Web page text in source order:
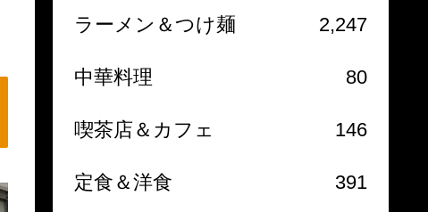
ラーメン＆つけ麺 2,247
中華料理 80
喫茶店＆カフェ 146
定食＆洋食 391